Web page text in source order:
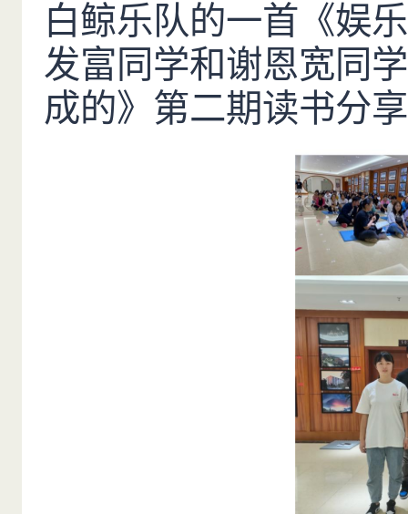
白鲸乐队的一首《娱
发富同学和谢恩宽同
成的》第二期读书分